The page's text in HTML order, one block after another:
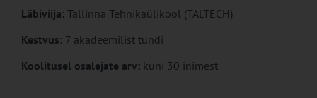
Läbiviija: Tallinna Tehnikaülikool (TALTECH)
Kestvus: 7 akadeemilist tundi
Koolitusel osalejate arv: kuni 30 inimest